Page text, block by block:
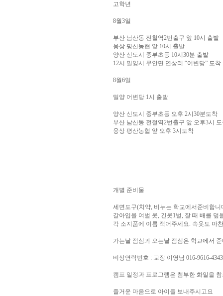
고학년
8월3일
부산 남산동 전철역2번출구 앞 10시 출발
웅상 평산농협 앞 10시 출발
양산 신도시 중부초등 10시30분 출발
12시 밀양시 무안면 연상리 “어변당” 도착
8월6일
밀양 어변당 1시 출발
양산 신도시 중부초등 오후 2시30분도착
부산 남산동 전철역2번출구 앞 오후3시
웅상 평산농협 앞 오후 3시도착
개별 준비물
세면도구(치약, 비누는 학교에서준비합니
갈아입을 여벌 옷, 긴옷1벌, 잘 때 배를 덮
각 소지품에 이름 적어주세요. 속옷도 마
가는날 점심과 오는날 점심은 학교에서
비상연락번호 : 교장 이영남 016-9616-
캠프 일정과 프로그램은 첨부한 화일을
즐거운 마음으로 아이들 보내주시고요